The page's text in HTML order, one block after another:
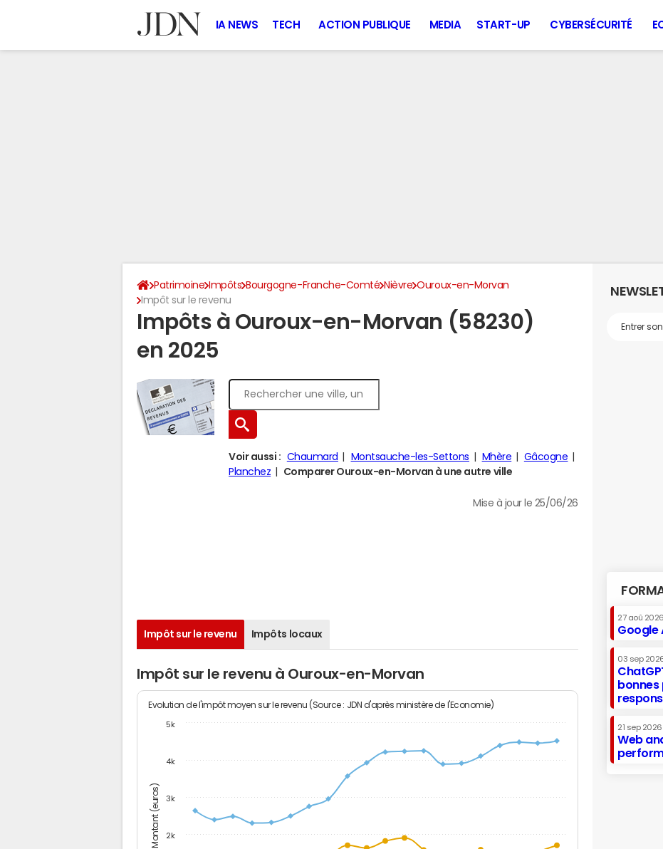
IA NEWS TECH ACTION PUBLIQUE MEDIA START-UP CYBERSÉCURITÉ
Patrimoine Impôts Bourgogne-Franche-Comté Nièvre Ouroux-en-Morvan
Impôt sur le revenu
Impôts à Ouroux-en-Morvan (58230)
en 2025
Voir aussi : Chaumard Montsauche-les-Settons Mhère
Gâcogne
Planchez
Comparer Ouroux-en-Morvan à une autre ville
Mise à jour le 25/06/26
Impôt sur le revenu Impôts locaux
Impôt sur le revenu à Ouroux-en-Morvan
Montant (euros)
Evolution de l'impôt moyen sur le revenu (Source : JDN d'après ministère de l'Economie)
2k
3k
4k
5k
27 aoû 2026
Google
03 sep
bonnes
21 sep 2026
Web